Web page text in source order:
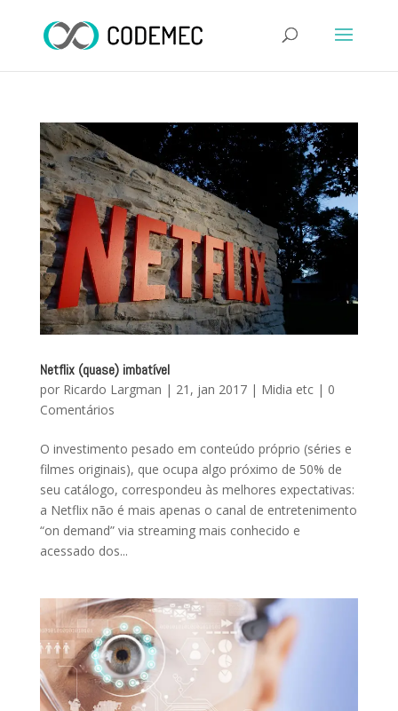
Netflix (quase) imbatível
por Ricardo Largman | 21, jan 2017| Midia etc| 0
Comentários
O investimento pesado em conteúdo próprio (séries e
filmes originais), que ocupa algo próximo de 50% de
seu catálogo, correspondeu às melhores expectativas:
a Netflix não é mais apenas o canal de entretenimento
“on demand” via streaming mais conhecido e
acessado dos...